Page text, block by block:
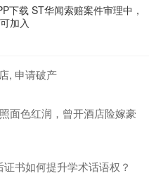
下载 ST华闻索赔案件审理中，
加入
, 申请破产
面色红润，曾开酒店险嫁豪
书如何提升学术话语权？